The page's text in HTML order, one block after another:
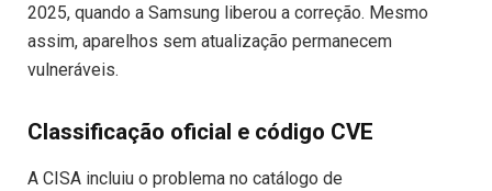
2025, quando a Samsung liberou a correção. Mesmo
assim, aparelhos sem atualização permanecem
vulneráveis.
Classificação oficial e código CVE
A CISA incluiu o problema no catálogo de